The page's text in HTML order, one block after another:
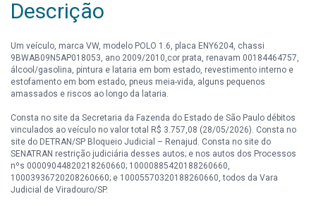
Descrição
Um veículo, marca VW, modelo POLO 1.6, placa ENY6204, chassi
9BWAB09N5AP018053, ano 2009/2010,cor prata, renavam 00184464757,
álcool/gasolina, pintura e lataria em bom estado, revestimento interno e
estofamento em bom estado, pneus meia-vida, alguns pequenos
amassados e riscos ao longo da lataria.
Consta no site da Secretaria da Fazenda do Estado de São Paulo débitos
vinculados ao veículo no valor total R$ 3.757,08 (28/05/2026). Consta no
site do DETRAN/SP Bloqueio Judicial – Renajud. Consta no site do
SENATRAN restrição judiciária desses autos; e nos autos dos Processos
nºs 00009044820218260660; 10000885420188260660,
10003936720208260660; e 10005570320188260660, todos da Vara
Judicial de Viradouro/SP.